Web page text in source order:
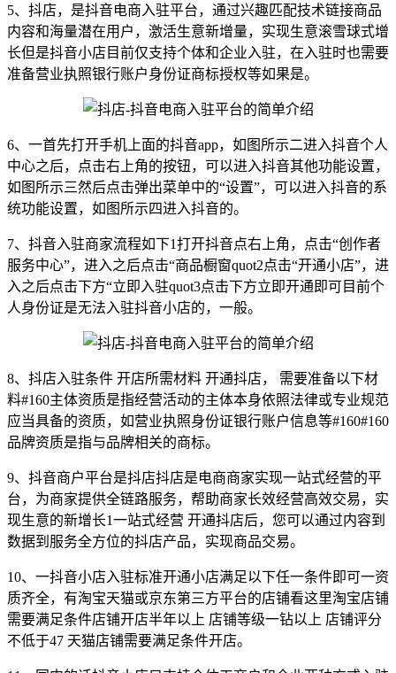
5、抖店，是抖音电商入驻平台，通过兴趣匹配技术链接商品
内容和海量潜在用户，激活生意新增量，实现生意滚雪球式增
长但是抖音小店目前仅支持个体和企业入驻，在入驻时也需要
准备营业执照银行账户身份证商标授权等如果是。
6、一首先打开手机上面的抖音app，如图所示二进入抖音个人
中心之后，点击右上角的按钮，可以进入抖音其他功能设置，
如图所示三然后点击弹出菜单中的“设置”，可以进入抖音的系
统功能设置，如图所示四进入抖音的。
7、抖音入驻商家流程如下1打开抖音点右上角，点击“创作者
服务中心”，进入之后点击“商品橱窗quot2点击“开通小店”，进
入之后点击下方“立即入驻quot3点击下方立即开通即可目前个
人身份证是无法入驻抖音小店的，一般。
8、抖店入驻条件 开店所需材料 开通抖店， 需要准备以下材
料#160主体资质是指经营活动的主体本身依照法律或专业规范
应当具备的资质，如营业执照身份证银行账户信息等#160#160
品牌资质是指与品牌相关的商标。
9、抖音商户平台是抖店抖店是电商商家实现一站式经营的平
台，为商家提供全链路服务，帮助商家长效经营高效交易，实
现生意的新增长1一站式经营 开通抖店后，您可以通过内容到
数据到服务全方位的抖店产品，实现商品交易。
10、一抖音小店入驻标准开通小店满足以下任一条件即可一资
质齐全，有淘宝天猫或京东第三方平台的店铺看这里淘宝店铺
需要满足条件店铺开店半年以上 店铺等级一钻以上 店铺评分
不低于47 天猫店铺需要满足条件开店。